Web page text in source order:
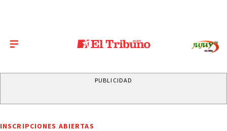
PUBLICIDAD
INSCRIPCIONES ABIERTAS